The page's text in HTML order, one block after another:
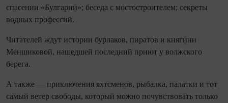
спасении «Булгарии»; беседа с мостостроителем; секреты
водных профессий.
Читателей ждут истории бурлаков, пиратов и княгини
Меншиковой, нашедшей последний приют у волжского
берега.
А также — приключения яхтсменов, рыбалка, палатки и тот
самый ветер свободы, который можно почувствовать только